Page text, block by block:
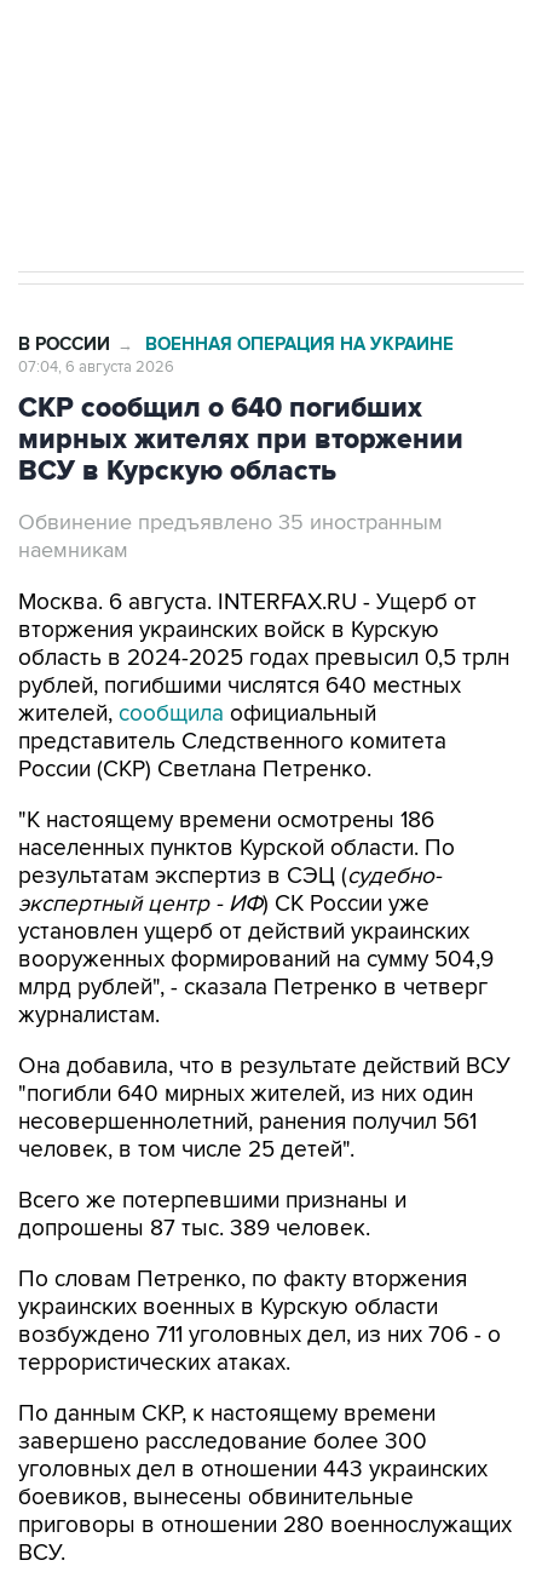
В РОССИИ → ВОЕННАЯ ОПЕРАЦИЯ НА УКРАИНЕ
07:04, 6 августа 2026
СКР сообщил о 640 погибших
мирных жителях при вторжении
ВСУ в Курскую область
Обвинение предъявлено 35 иностранным
наемникам
Москва. 6 августа. INTERFAX.RU - Ущерб от
вторжения украинских войск в Курскую
область в 2024-2025 годах превысил 0,5 трлн
рублей, погибшими числятся 640 местных
жителей, сообщила официальный
представитель Следственного комитета
России (СКР) Светлана Петренко.
"К настоящему времени осмотрены 186
населенных пунктов Курской области. По
результатам экспертиз в СЭЦ (судебно-
экспертный центр - ИФ) СК России уже
установлен ущерб от действий украинских
вооруженных формирований на сумму 504,9
млрд рублей", - сказала Петренко в четверг
журналистам.
Она добавила, что в результате действий ВСУ
"погибли 640 мирных жителей, из них один
несовершеннолетний, ранения получил 561
человек, в том числе 25 детей".
Всего же потерпевшими признаны и
допрошены 87 тыс. 389 человек.
По словам Петренко, по факту вторжения
украинских военных в Курскую области
возбуждено 711 уголовных дел, из них 706 - о
террористических атаках.
По данным СКР, к настоящему времени
завершено расследование более 300
уголовных дел в отношении 443 украинских
боевиков, вынесены обвинительные
приговоры в отношении 280 военнослужащих
ВСУ.